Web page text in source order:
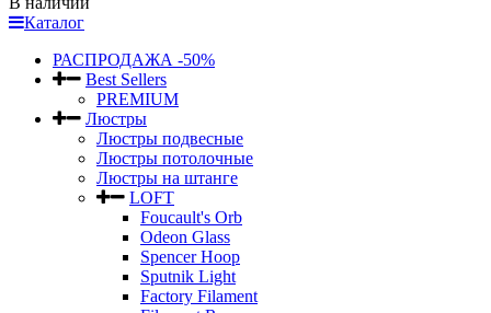
Каталог
РАСПРОДАЖА -50%
Best Sellers
PREMIUM
Люстры
Люстры подвесные
Люстры потолочные
Люстры на штанге
LOFT
Foucault's Orb
Odeon Glass
Spencer Hoop
Sputnik Light
Factory Filament